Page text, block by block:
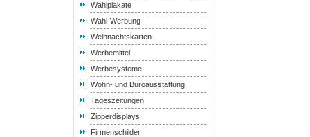
Wahlplakate
Wahl-Werbung
Weihnachtskarten
Werbemittel
Werbesysteme
Wohn- und Büroausstattung
Tageszeitungen
Zipperdisplays
Firmenschilder